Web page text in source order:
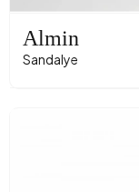
Almin
Sandalye